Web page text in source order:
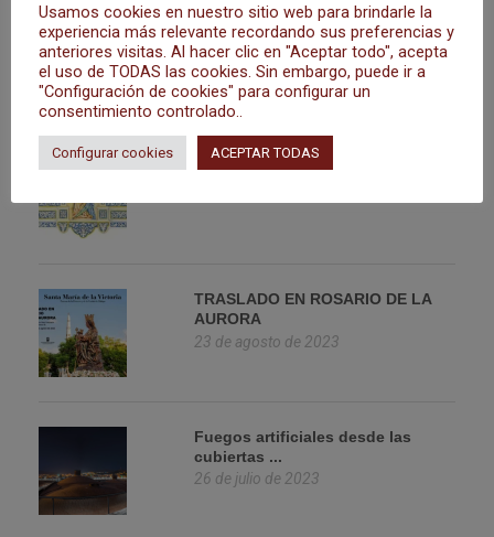
MISA ESTACIONAL
28 de agosto de 2023
SOLEMNE NOVENA
TRASLADO EN ROSARIO DE LA
AURORA
23 de agosto de 2023
Fuegos artificiales desde las
cubiertas ...
26 de julio de 2023
Usamos cookies en nuestro sitio web para brindarle la
experiencia más relevante recordando sus preferencias y
anteriores visitas. Al hacer clic en "Aceptar todo", acepta
el uso de TODAS las cookies. Sin embargo, puede ir a
"Configuración de cookies" para configurar un
consentimiento controlado..
Configurar cookies ACEPTAR TODAS